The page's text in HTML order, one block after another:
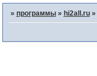
» программы » hi2all.ru »